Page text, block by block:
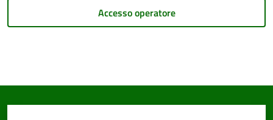
Tutti
Accesso operatore